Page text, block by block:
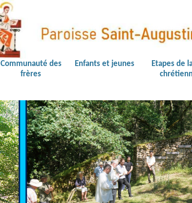
Communauté des
frères
Enfants et jeunes
Etapes de